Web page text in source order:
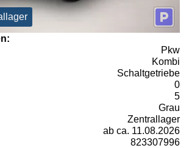
Pkw
Kombi
Schaltgetriebe
0
5
Grau
Zentrallager
ab ca. 11.08.2026
823307996